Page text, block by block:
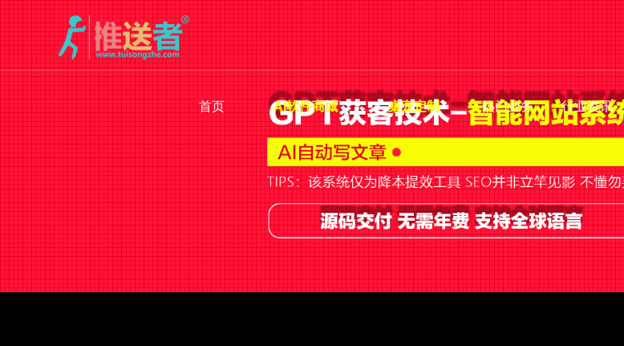
首页 AI软件商城 桌宠定制 热门业务 行业资讯